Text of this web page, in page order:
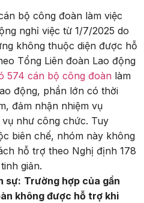
bộ công đoàn làm việc
nghỉ việc từ 1/7/2025 do
không thuộc diện được hỗ
Tổng Liên đoàn Lao động
574 cán bộ công đoàn làm
động, phần lớn có thời
đảm nhận nhiệm vụ
như công chức. Tuy
biên chế, nhóm này không
hỗ trợ theo Nghị định 178
giản.
sự: Trường hợp của gần
không được hỗ trợ khi